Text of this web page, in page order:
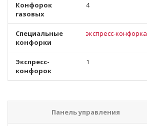
Конфорок
газовых
4
Специальные
конфорки
экспресс-конфорка
Экспресс-
конфорок
1
Панель управления